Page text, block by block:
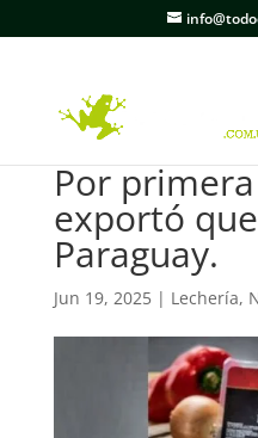
Por
exportó
Paraguay.
Jun 19, 2025| Lechería,